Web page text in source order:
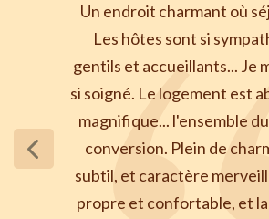
Un endroit charmant où
Les hôtes sont si
gentils et accueillants... Je
si soigné. Le logement est
magnifique... l'ensemble
conversion. Plein de
subtil, et caractère
propre et confortable, et la